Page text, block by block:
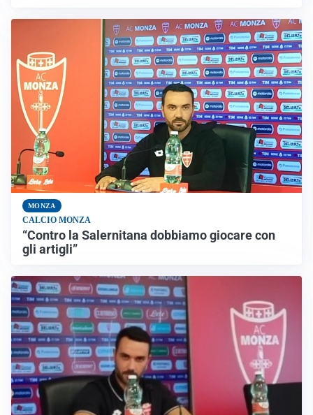
MONZA
CALCIO MONZA
“Contro la Salernitana dobbiamo giocare con
gli artigli”